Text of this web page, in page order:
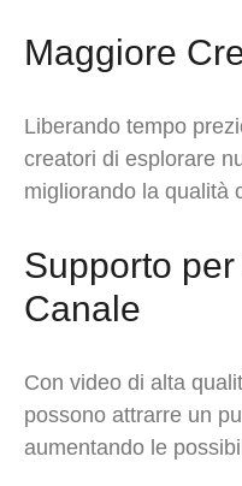
Maggiore
Liberando tempo
creatori di esplorare
migliorando la qualità
Supporto
Canale
Con video di alta
possono attrarre un
aumentando le